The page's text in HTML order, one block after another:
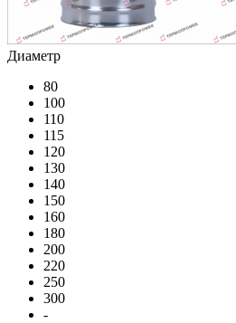
Диаметр
80
100
110
115
120
130
140
150
160
180
200
220
250
300
-